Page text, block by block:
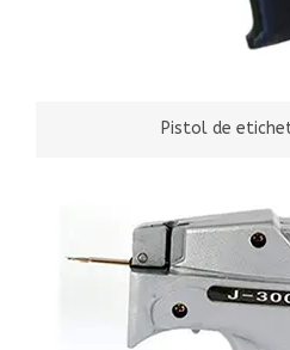
Pistol de